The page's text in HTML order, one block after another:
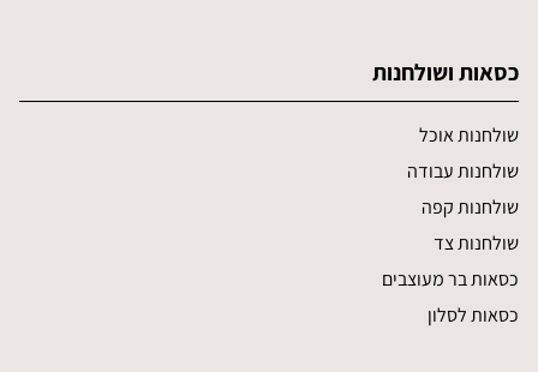
כסאות ושולחנות
שולחנות אוכל
שולחנות עבודה
שולחנות קפה
שולחנות צד
כסאות בר מעוצבים
כסאות לסלון